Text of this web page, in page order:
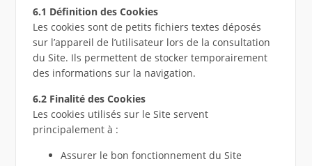
6.1 Définition des Cookies
Les cookies sont de petits fichiers textes déposés
sur l’appareil de l’utilisateur lors de la consultation
du Site. Ils permettent de stocker temporairement
des informations sur la navigation.
6.2 Finalité des Cookies
Les cookies utilisés sur le Site servent
principalement à :
Assurer le bon fonctionnement du Site